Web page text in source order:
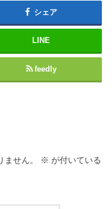
シェア
LINE
feedly
せん。 ※ が付いている